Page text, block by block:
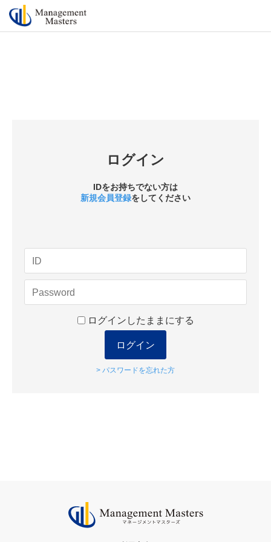
ログイン
IDをお持ちでない方は
新規会員登録をしてください
ログインしたままにする
ログイン
> パスワードを忘れた方